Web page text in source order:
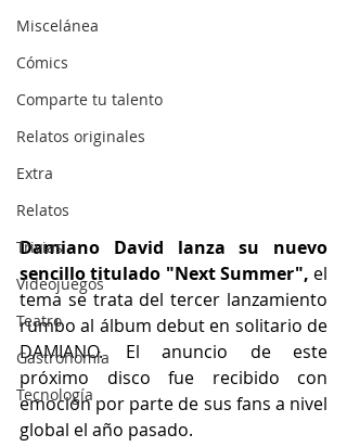
Miscelánea
Cómics
Comparte tu talento
Relatos originales
Extra
Relatos
Trivias
Videojuegos
Teatro
Gastronomía
Tecnología
Damiano David lanza su nuevo
sencillo titulado "Next Summer", el
tema se trata del tercer lanzamiento
rumbo al álbum debut en solitario de
DAMIANO. El anuncio de este
próximo disco fue recibido con
emoción por parte de sus fans a nivel
global el año pasado.